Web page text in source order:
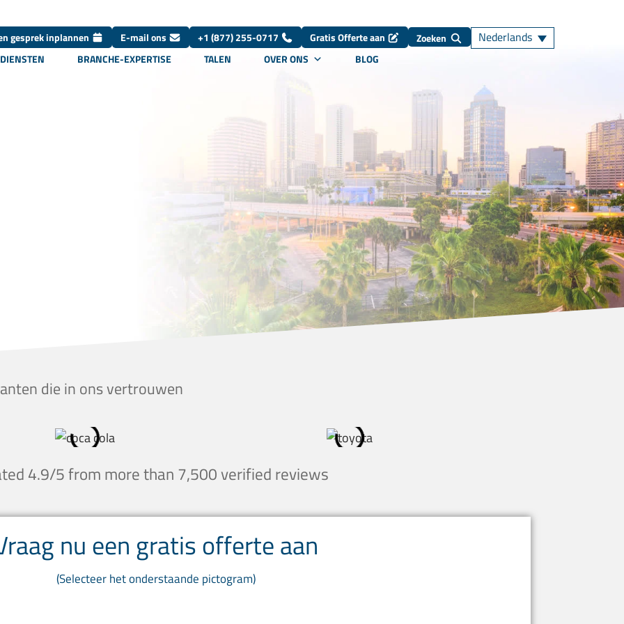
gesprek inplannen E-mail ons +1 (877) 255-0717 Gratis Offerte aan Zoeken Nederlands
DIENSTEN BRANCHE-EXPERTISE TALEN OVER ONS BLOG
die in ons vertrouwen
4.9/5 from more than 7,500 verified reviews
nu een gratis offerte aan
(Selecteer het onderstaande pictogram)